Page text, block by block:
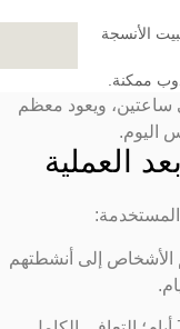
الأنسجة
ممكنة.
ساعتين، ويعود معظم
اليوم.
العملية
الأشخاص إلى أنشطتهم